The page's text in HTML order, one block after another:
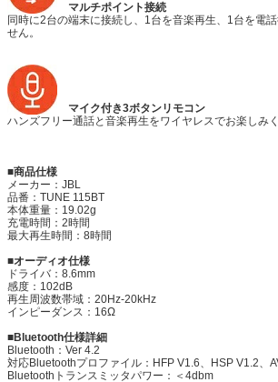
マルチポイント接続
同時に2台の端末に接続し、1台を音楽再生、1台を電
せん。
マイク付き3ボタンリモコン
ハンズフリー通話と音楽再生をワイヤレスでお楽しみく
■商品仕様
メーカー：JBL
品番：TUNE 115BT
本体重量：19.02g
充電時間：2時間
最大再生時間：8時間
■オーディオ仕様
ドライバ：8.6mm
感度：102dB
再生周波数帯域：20Hz-20kHz
インピーダンス：16Ω
■Bluetooth仕様詳細
Bluetooth：Ver 4.2
対応Bluetoothプロファイル：HFP V1.6、HSP V1.2、
Bluetoothトランスミッタパワー：＜4dbm